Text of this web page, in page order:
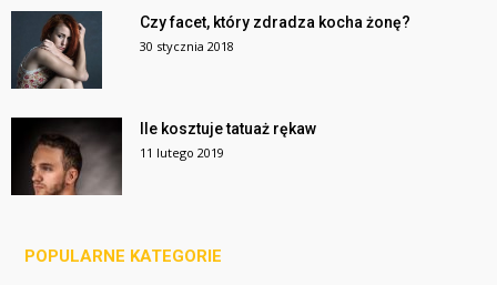
Czy facet, który zdradza kocha żonę?
30 stycznia 2018
Ile kosztuje tatuaż rękaw
11 lutego 2019
POPULARNE KATEGORIE